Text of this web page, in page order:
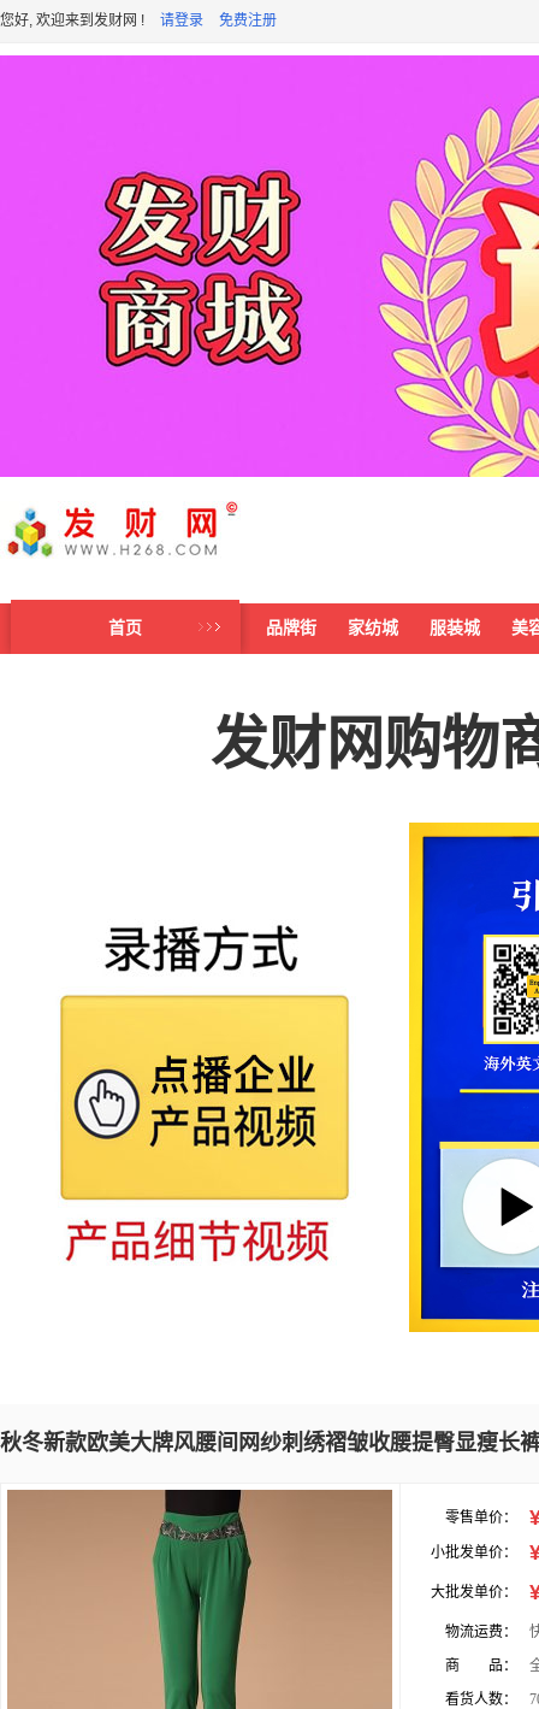
您好, 欢迎来到发财网 ! 请登录 免费注册
首页 品牌街 家纺城 服装城 美
发财网购物
秋冬新款欧美大牌风腰间网纱刺绣褶皱收腰提臀显瘦长
零售单价：
小批发单价：
大批发单价：
物流运费：
商 品：
看货人数：